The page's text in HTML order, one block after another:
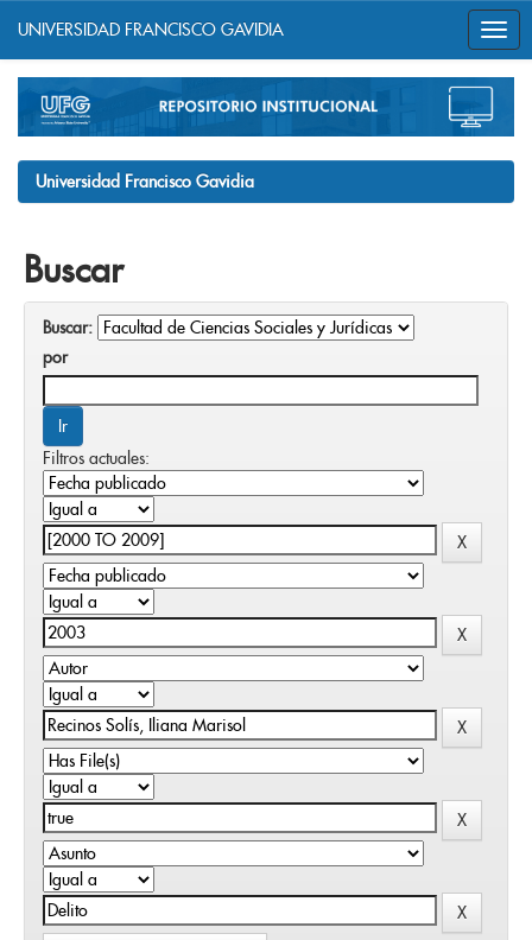
navigation
UNIVERSIDAD FRANCISCO GAVIDIA
Universidad Francisco Gavidia
Buscar
Buscar:
por
Filtros actuales: